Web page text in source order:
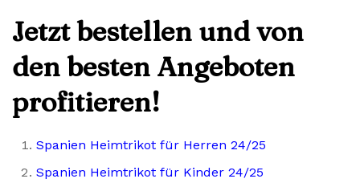
Jetzt bestellen und von
den besten Angeboten
profitieren!
Spanien Heimtrikot für Herren 24/25
Spanien Heimtrikot für Kinder 24/25